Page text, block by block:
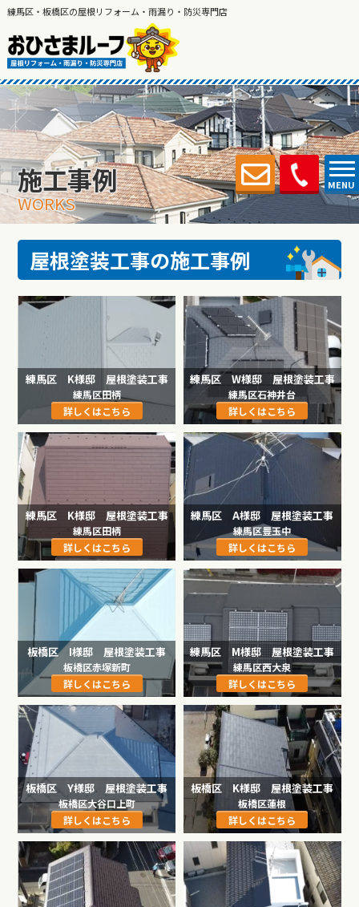
練馬区・板橋区の屋根リフォーム・雨漏り・防災専門店
MENU
施工事例
WORKS
屋根塗装工事の施工事例
練馬区 K様邸 屋根塗装工事
練馬区田柄
詳しくはこちら
練馬区 W様邸 屋根塗装工事
練馬区石神井台
詳しくはこちら
練馬区 K様邸 屋根塗装工事
練馬区田柄
詳しくはこちら
練馬区 A様邸 屋根塗装工事
練馬区豊玉中
詳しくはこちら
板橋区 I様邸 屋根塗装工事
板橋区赤塚新町
詳しくはこちら
練馬区 М様邸 屋根塗装工事
練馬区西大泉
詳しくはこちら
板橋区 Y様邸 屋根塗装工事
板橋区大谷口上町
詳しくはこちら
板橋区 K様邸 屋根塗装工事
板橋区蓮根
詳しくはこちら